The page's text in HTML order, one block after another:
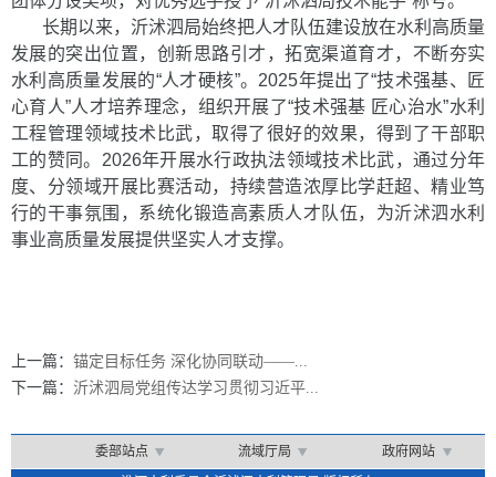
长期以来，沂沭泗局始终把人才队伍建设放在水利高质量
发展的突出位置，创新思路引才，拓宽渠道育才，不断夯实
水利高质量发展的“人才硬核”。2025年提出了“技术强基、匠
心育人”人才培养理念，组织开展了“技术强基 匠心治水”水利
工程管理领域技术比武，取得了很好的效果，得到了干部职
工的赞同。2026年开展水行政执法领域技术比武，通过分年
度、分领域开展比赛活动，持续营造浓厚比学赶超、精业笃
行的干事氛围，系统化锻造高素质人才队伍，为沂沭泗水利
事业高质量发展提供坚实人才支撑。
上一篇： 锚定目标任务 深化协同联动——...
下一篇： 沂沭泗局党组传达学习贯彻习近平...
委部站点 流域厅局
政府网站